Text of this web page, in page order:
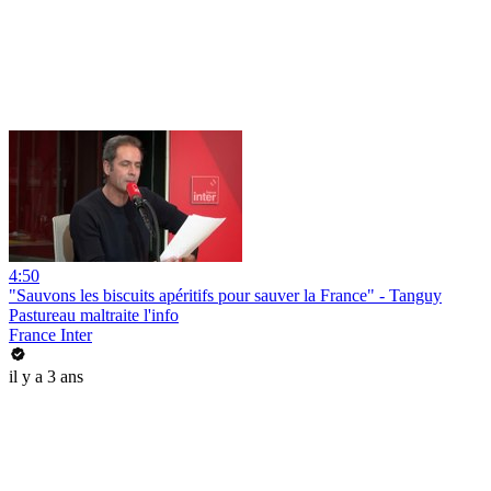
4:50
"Sauvons les biscuits apéritifs pour sauver la France" - Tanguy
Pastureau maltraite l'info
France Inter
il y a 3 ans